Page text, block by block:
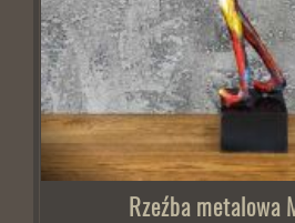
Rzeźba metalowa